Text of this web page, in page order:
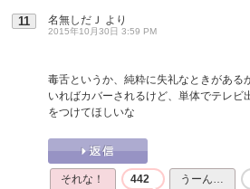
11 名無しだＪ より
2015年10月30日 3:59 PM
毒舌というか、純粋に失礼なときがあ
いればカバーされるけど、単体でテレビ
をつけてほしいな
それな！ 442 うーん…